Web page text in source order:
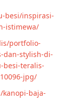
besi/inspirasi-
istimewa/
portfolio-
stylish-di-
besi-teralis-
jpg/
baja-